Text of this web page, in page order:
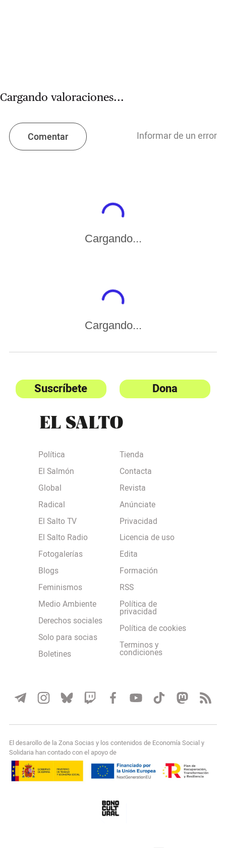
Cargando valoraciones...
Comentar Informar de un error
Cargando...
Cargando...
Suscríbete Dona
Política
El Salmón
Global
Radical
El Salto TV
El Salto Radio
Fotogalerías
Blogs
Feminismos
Medio Ambiente
Derechos sociales
Solo para socias
Boletines
Tienda
Contacta
Revista
Anúnciate
Privacidad
Licencia de uso
Edita
Formación
RSS
Política de
privacidad
Política de cookies
Terminos y
condiciones
El desarollo de la Zona Socias y los contenidos de Economía Social y
Solidaria han contado con el apoyo de